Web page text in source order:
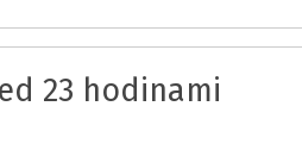
23 hodinami